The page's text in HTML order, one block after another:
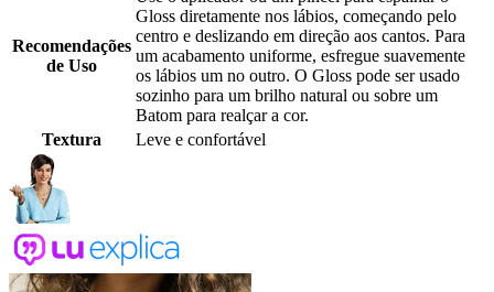
Recomendações
de Uso
Gloss diretamente nos lábios, começando pelo
centro e deslizando em direção aos cantos. Para
um acabamento uniforme, esfregue suavemente
os lábios um no outro. O Gloss pode ser usado
sozinho para um brilho natural ou sobre um
Batom para realçar a cor.
Textura
Leve e confortável